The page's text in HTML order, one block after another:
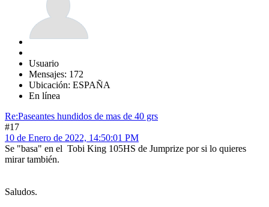
Usuario
Mensajes: 172
Ubicación: ESPAÑA
En línea
Re:Paseantes hundidos de mas de 40 grs
#17
10 de Enero de 2022, 14:50:01 PM
Se "basa" en el Tobi King 105HS de Jumprize por si lo quieres
mirar también.
Saludos.